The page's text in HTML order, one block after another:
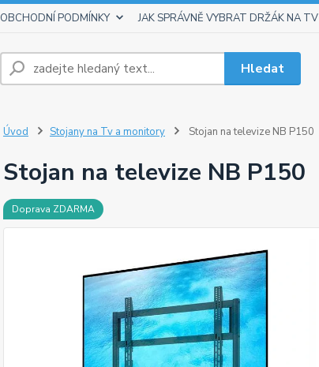
OBCHODNÍ PODMÍNKY JAK SPRÁVNĚ VYBRAT DRŽÁK NA TV
Hledat
Úvod Stojany na Tv a monitory Stojan na televize NB P150
Stojan na televize NB P150
Doprava ZDARMA